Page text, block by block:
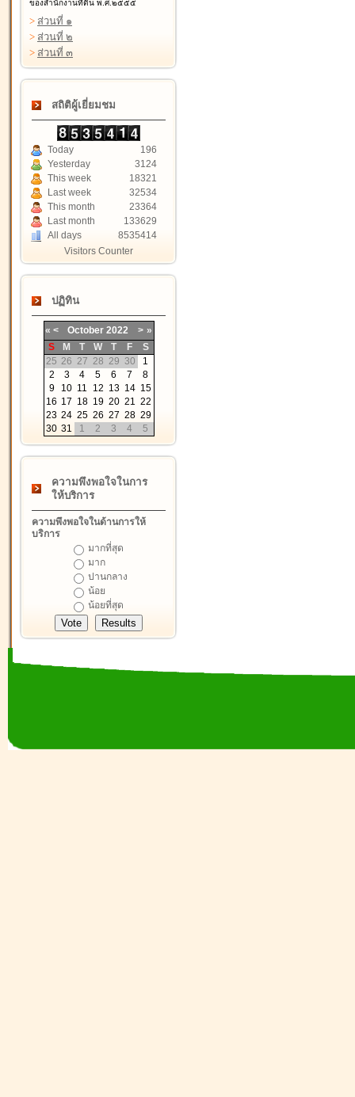
ของสำนักงานที่ดิน พ.ศ.๒๕๕๕
> ส่วนที่ ๑
> ส่วนที่ ๒
> ส่วนที่ ๓
สถิติผู้เยี่ยมชม
Today
196
Yesterday
3124
This week
18321
Last week
32534
This month
23364
Last month
133629
All days
8535414
Visitors Counter
ปฏิทิน
« < October 2022 > »
S
M T W T F
S
25 26 27 28 29 30
1
2
3 4 5 6 7
8
9
10 11 12 13 14 15
16 17 18 19 20 21 22
23 24 25 26 27 28 29
30 31 1 2 3 4 5
ความพึงพอใจในการ
ให้บริการ
ความพึงพอใจในด้านการให้
บริการ
มากที่สุด
มาก
ปานกลาง
น้อย
น้อยที่สุด